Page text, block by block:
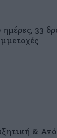
ημέρες, 33
&